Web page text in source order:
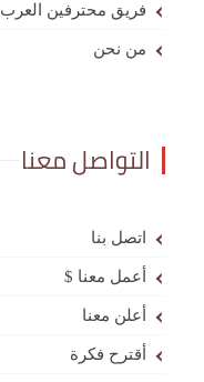
فريق محترفين العرب
من نحن
التواصل معنا
اتصل بنا
أعمل معنا $
أعلن معنا
أقترح فكرة